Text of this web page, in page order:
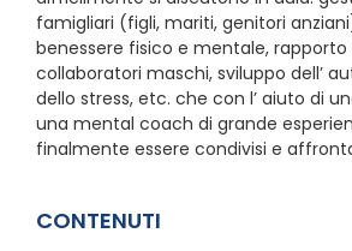
famigliari (figli, mariti, genitori
benessere fisico e mentale, rapporto
collaboratori maschi, sviluppo dell’
dello stress, etc. che con l’ aiuto di
una mental coach di grande
finalmente essere condivisi e
CONTENUTI